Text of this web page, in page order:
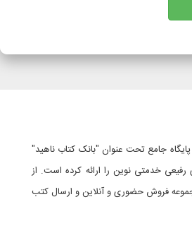
جامع تحت عنوان "بانک کتاب ناهید"
خدمتی نوین را ارائه کرده است. از
فروش حضوری و آنلاین و ارسال کتب